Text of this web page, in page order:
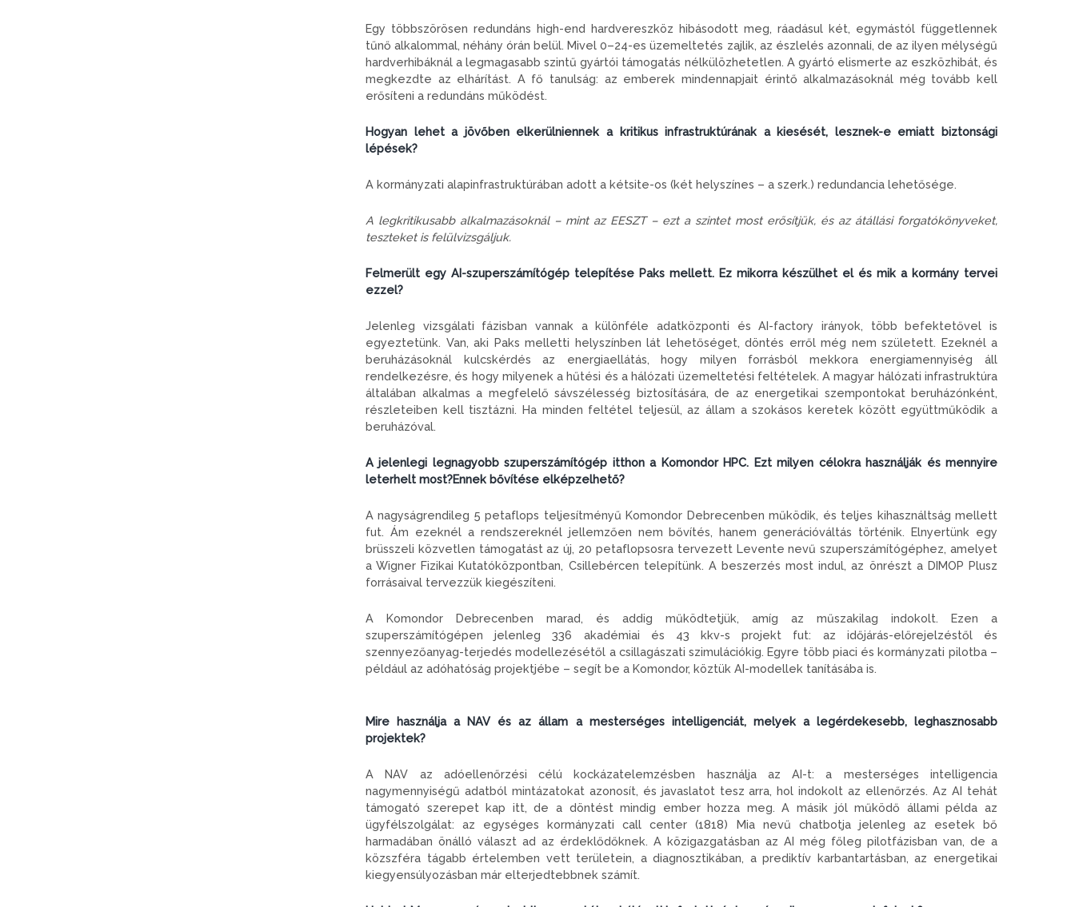
Egy többszörösen redundáns high-end hardvereszköz hibásodott meg, ráadásul két, egymástól függetlennek
tűnő alkalommal, néhány órán belül. Mivel 0–24-es üzemeltetés zajlik, az észlelés azonnali, de az ilyen mélységű
hardverhibáknál a legmagasabb szintű gyártói támogatás nélkülözhetetlen. A gyártó elismerte az eszközhibát, és
megkezdte az elhárítást. A fő tanulság: az emberek mindennapjait érintő alkalmazásoknál még tovább kell
erősíteni a redundáns működést.
Hogyan lehet a jövőben elkerülniennek a kritikus infrastruktúrának a kiesését, lesznek-e emiatt biztonsági
lépések?
A kormányzati alapinfrastruktúrában adott a kétsite-os (két helyszínes – a szerk.) redundancia lehetősége.
A legkritikusabb alkalmazásoknál – mint az EESZT – ezt a szintet most erősítjük, és az átállási forgatókönyveket,
teszteket is felülvizsgáljuk.
Felmerült egy AI-szuperszámítógép telepítése Paks mellett. Ez mikorra készülhet el és mik a kormány tervei
ezzel?
Jelenleg vizsgálati fázisban vannak a különféle adatközponti és AI-factory irányok, több befektetővel is
egyeztetünk. Van, aki Paks melletti helyszínben lát lehetőséget, döntés erről még nem született. Ezeknél a
beruházásoknál kulcskérdés az energiaellátás, hogy milyen forrásból mekkora energiamennyiség áll
rendelkezésre, és hogy milyenek a hűtési és a hálózati üzemeltetési feltételek. A magyar hálózati infrastruktúra
általában alkalmas a megfelelő sávszélesség biztosítására, de az energetikai szempontokat beruházónként,
részleteiben kell tisztázni. Ha minden feltétel teljesül, az állam a szokásos keretek között együttműködik a
beruházóval.
A jelenlegi legnagyobb szuperszámítógép itthon a Komondor HPC. Ezt milyen célokra használják és mennyire
leterhelt most?Ennek bővítése elképzelhető?
A nagyságrendileg 5 petaflops teljesítményű Komondor Debrecenben működik, és teljes kihasználtság mellett
fut. Ám ezeknél a rendszereknél jellemzően nem bővítés, hanem generációváltás történik. Elnyertünk egy
brüsszeli közvetlen támogatást az új, 20 petaflopsosra tervezett Levente nevű szuperszámítógéphez, amelyet
a Wigner Fizikai Kutatóközpontban, Csillebércen telepítünk. A beszerzés most indul, az önrészt a DIMOP Plusz
forrásaival tervezzük kiegészíteni.
A Komondor Debrecenben marad, és addig működtetjük, amíg az műszakilag indokolt. Ezen a
szuperszámítógépen jelenleg 336 akadémiai és 43 kkv-s projekt fut: az időjárás-előrejelzéstől és
szennyezőanyag-terjedés modellezésétől a csillagászati szimulációkig. Egyre több piaci és kormányzati pilotba –
például az adóhatóság projektjébe – segít be a Komondor, köztük AI-modellek tanításába is.
Mire használja a NAV és az állam a mesterséges intelligenciát, melyek a legérdekesebb, leghasznosabb
projektek?
A NAV az adóellenőrzési célú kockázatelemzésben használja az AI-t: a mesterséges intelligencia
nagymennyiségű adatból mintázatokat azonosít, és javaslatot tesz arra, hol indokolt az ellenőrzés. Az AI tehát
támogató szerepet kap itt, de a döntést mindig ember hozza meg. A másik jól működő állami példa az
ügyfélszolgálat: az egységes kormányzati call center (1818) Mia nevű chatbotja jelenleg az esetek bő
harmadában önálló választ ad az érdeklődőknek. A közigazgatásban az AI még főleg pilotfázisban van, de a
közszféra tágabb értelemben vett területein, a diagnosztikában, a prediktív karbantartásban, az energetikai
kiegyensúlyozásban már elterjedtebbnek számít.